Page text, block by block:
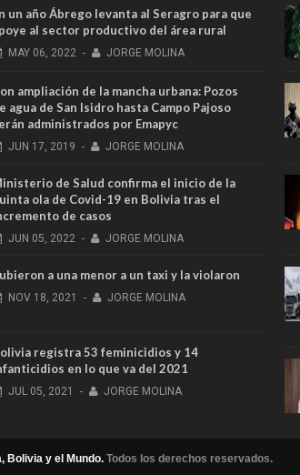
un año Ábrego levanta al Seragro para que
al sector productivo del área rural
MAY 06, 2022 - JORGE MOLINA
ampliación de la mancha urbana: Pozos
agua de San Isidro hasta Campo Pajoso
administrados por Emapyc
JUN 17, 2019 - JORGE MOLINA
de Salud confirma el inicio de la
ola de Covid-19 en Bolivia tras el
de casos
JUN 05, 2022 - JORGE MOLINA
a una menor a un taxi y la violaron
NOV 18, 2021 - JORGE MOLINA
registra 53 feminicidios y 14
en lo que va del 2021
JUL 05, 2021 - JORGE MOLINA
Bolivia y el Mundo. Todos los derechos reservados.